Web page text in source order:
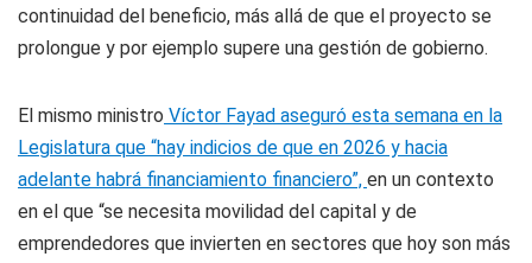
continuidad del beneficio, más allá de que el proyecto se
prolongue y por ejemplo supere una gestión de gobierno.
El mismo ministro Víctor Fayad aseguró esta semana en la
Legislatura que “hay indicios de que en 2026 y hacia
adelante habrá financiamiento financiero”, en un contexto
en el que “se necesita movilidad del capital y de
emprendedores que invierten en sectores que hoy son más